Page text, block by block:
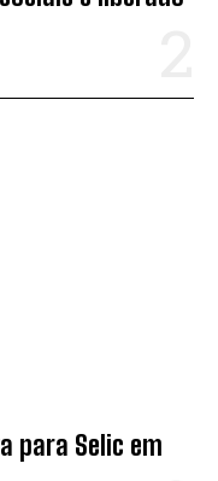
para Selic em